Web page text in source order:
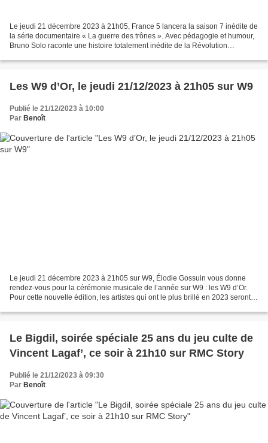
Le jeudi 21 décembre 2023 à 21h05, France 5 lancera la saison 7 inédite de
la série documentaire « La guerre des trônes ». Avec pédagogie et humour,
Bruno Solo raconte une histoire totalement inédite de la Révolution
Les W9 d’Or, le jeudi 21/12/2023 à 21h05 sur W9
Publié le 21/12/2023 à 10:00
Par Benoît
Le jeudi 21 décembre 2023 à 21h05 sur W9, Élodie Gossuin vous donne
rendez-vous pour la cérémonie musicale de l’année sur W9 : les W9 d’Or.
Pour cette nouvelle édition, les artistes qui ont le plus brillé en 2023 seront
Le Bigdil, soirée spéciale 25 ans du jeu culte de
Vincent Lagaf’, ce soir à 21h10 sur RMC Story
Publié le 21/12/2023 à 09:30
Par Benoît